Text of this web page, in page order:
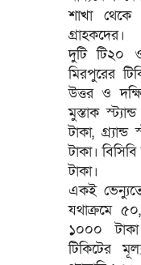
শাখা থেকে
গ্রাহকদের।
দুটি টি২০
মিরপুরের
উত্তর ও
মুস্তাক
টাকা,
টাকা।
টাকা।
একই
যথাক্রমে
১০০০
টিকিটের